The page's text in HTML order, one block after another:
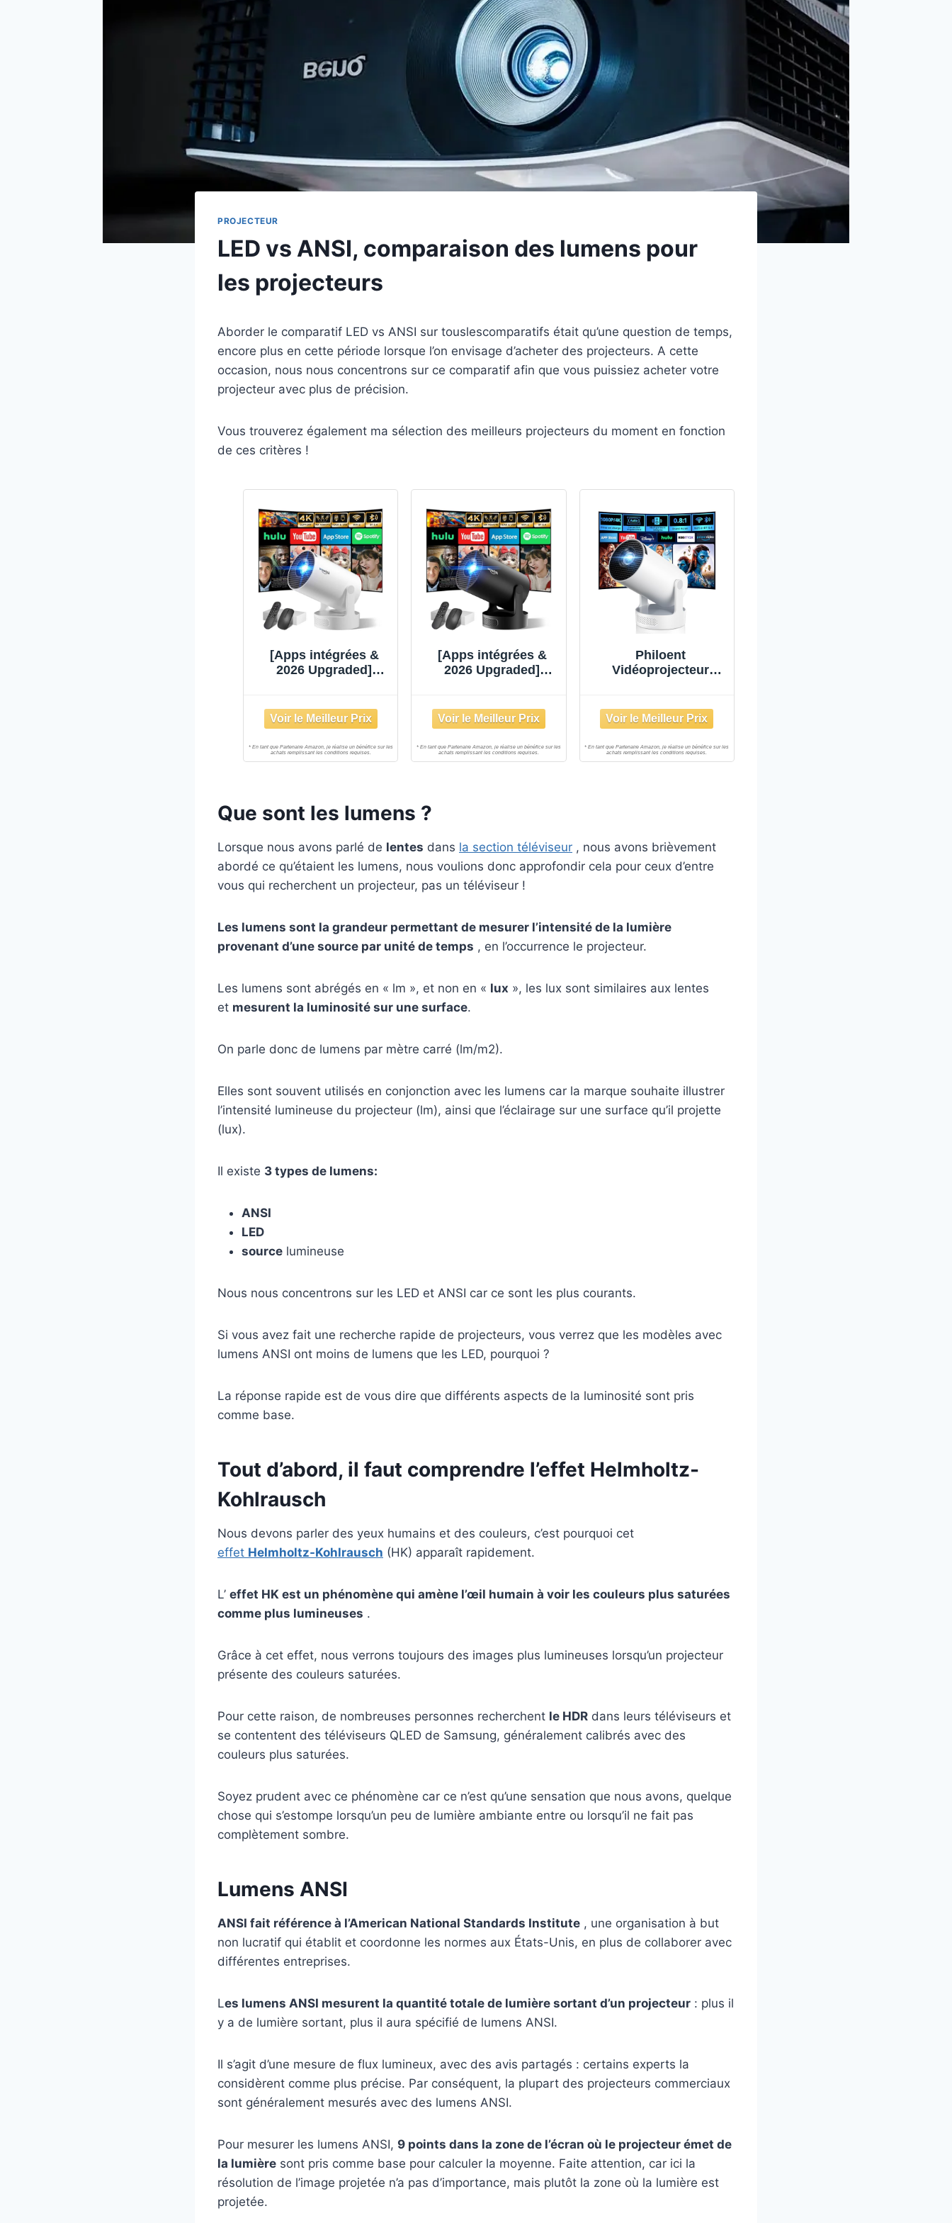
PROJECTEUR
LED vs ANSI, comparaison des lumens pour
les projecteurs
Aborder le comparatif LED vs ANSI sur touslescomparatifs était qu’une question de temps,
encore plus en cette période lorsque l’on envisage d’acheter des projecteurs. A cette
occasion, nous nous concentrons sur ce comparatif afin que vous puissiez acheter votre
projecteur avec plus de précision.
Vous trouverez également ma sélection des meilleurs projecteurs du moment en fonction
de ces critères !
[Apps intégrées &
2026 Upgraded]
[Apps intégrées &
2026 Upgraded]
Philoent
Vidéoprojecteur
Upgraded
AutoKeystone
Que sont les lumens ?
Lorsque nous avons parlé de lentes dans la section téléviseur , nous avons brièvement
abordé ce qu’étaient les lumens, nous voulions donc approfondir cela pour ceux d’entre
vous qui recherchent un projecteur, pas un téléviseur !
Les lumens sont la grandeur permettant de mesurer l’intensité de la lumière
provenant d’une source par unité de temps , en l’occurrence le projecteur.
Les lumens sont abrégés en « lm », et non en « lux », les lux sont similaires aux lentes
et mesurent la luminosité sur une surface.
On parle donc de lumens par mètre carré (lm/m2).
Elles sont souvent utilisés en conjonction avec les lumens car la marque souhaite illustrer
l’intensité lumineuse du projecteur (lm), ainsi que l’éclairage sur une surface qu’il projette
(lux).
Il existe 3 types de lumens:
ANSI
LED
source lumineuse
Nous nous concentrons sur les LED et ANSI car ce sont les plus courants.
Si vous avez fait une recherche rapide de projecteurs, vous verrez que les modèles avec
lumens ANSI ont moins de lumens que les LED, pourquoi ?
La réponse rapide est de vous dire que différents aspects de la luminosité sont pris
comme base.
Tout d’abord, il faut comprendre l’effet Helmholtz-
Kohlrausch
Nous devons parler des yeux humains et des couleurs, c’est pourquoi cet
effet Helmholtz-Kohlrausch (HK) apparaît rapidement.
L’ effet HK est un phénomène qui amène l’œil humain à voir les couleurs plus saturées
comme plus lumineuses .
Grâce à cet effet, nous verrons toujours des images plus lumineuses lorsqu’un projecteur
présente des couleurs saturées.
Pour cette raison, de nombreuses personnes recherchent le HDR dans leurs téléviseurs et
se contentent des téléviseurs QLED de Samsung, généralement calibrés avec des
couleurs plus saturées.
Soyez prudent avec ce phénomène car ce n’est qu’une sensation que nous avons, quelque
chose qui s’estompe lorsqu’un peu de lumière ambiante entre ou lorsqu’il ne fait pas
complètement sombre.
Lumens ANSI
ANSI fait référence à l’American National Standards Institute , une organisation à but
non lucratif qui établit et coordonne les normes aux États-Unis, en plus de collaborer avec
différentes entreprises.
Les lumens ANSI mesurent la quantité totale de lumière sortant d’un projecteur : plus il
y a de lumière sortant, plus il aura spécifié de lumens ANSI.
Il s’agit d’une mesure de flux lumineux, avec des avis partagés : certains experts la
considèrent comme plus précise. Par conséquent, la plupart des projecteurs commerciaux
sont généralement mesurés avec des lumens ANSI.
Pour mesurer les lumens ANSI, 9 points dans la zone de l’écran où le projecteur émet de
la lumière sont pris comme base pour calculer la moyenne. Faite attention, car ici la
résolution de l’image projetée n’a pas d’importance, mais plutôt la zone où la lumière est
projetée.